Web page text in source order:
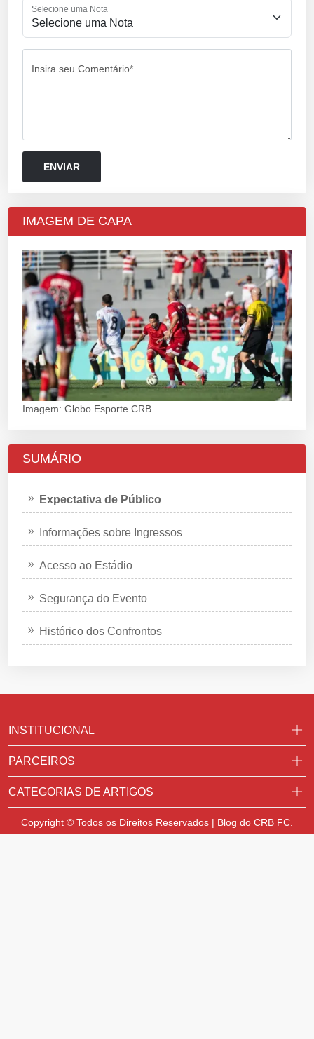
Selecione uma Nota
Insira seu Comentário*
IMAGEM DE CAPA
Imagem: Globo Esporte CRB
SUMÁRIO
Expectativa de Público
Informações sobre Ingressos
Acesso ao Estádio
Segurança do Evento
Histórico dos Confrontos
INSTITUCIONAL
PARCEIROS
CATEGORIAS DE ARTIGOS
Copyright © Todos os Direitos Reservados | Blog do CRB FC.